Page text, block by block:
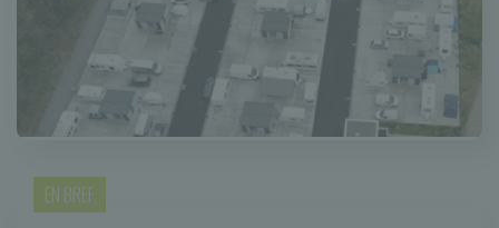
EN BREF